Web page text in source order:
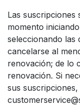
Las suscripciones
momento
seleccionando las
cancelarse al
renovación; de lo
renovación. Si
sus